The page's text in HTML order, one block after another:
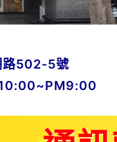
路502-5號